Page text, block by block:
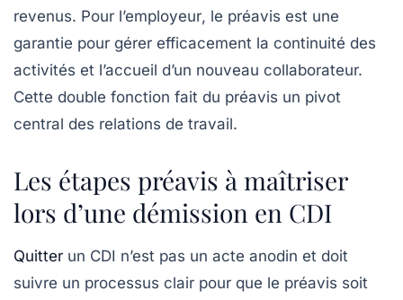
revenus. Pour l’employeur, le préavis est une
garantie pour gérer efficacement la continuité des
activités et l’accueil d’un nouveau collaborateur.
Cette double fonction fait du préavis un pivot
central des relations de travail.
Les étapes préavis à maîtriser
lors d’une démission en CDI
Quitter un CDI n’est pas un acte anodin et doit
suivre un processus clair pour que le préavis soit